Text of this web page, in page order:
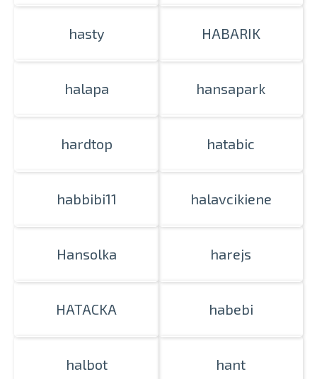
hasty HABARIK
halapa hansapark
hardtop hatabic
habbibi11 halavcikiene
Hansolka harejs
HATACKA habebi
halbot hant